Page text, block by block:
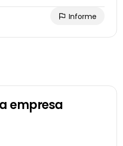
Informe
empresa